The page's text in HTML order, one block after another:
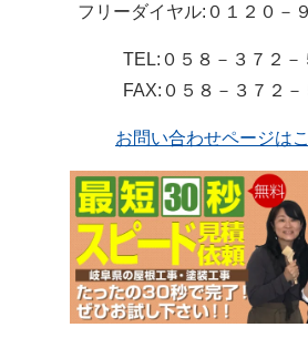
フリーダイヤル:０１２０－
TEL:０５８－３７２－
FAX:０５８－３７２－
お問い合わせページは